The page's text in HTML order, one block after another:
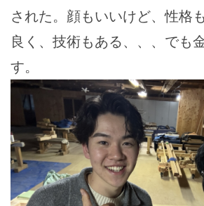
された。顔もいいけど、性格
良く、技術もある、、、でも
す。